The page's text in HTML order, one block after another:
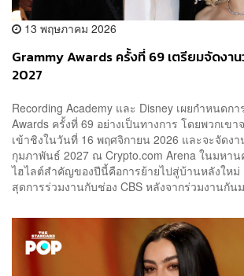
13 พฤษภาคม 2026
Grammy Awards ครั้งที่ 69 เตรียมจัดงา
2027
Recording Academy และ Disney เผยกำหนดก
Awards ครั้งที่ 69 อย่างเป็นทางการ โดยพวกเข
เข้าชิงในวันที่ 16 พฤศจิกายน 2026 และจะจัดง
กุมภาพันธ์ 2027 ณ Crypto.com Arena ในมหา
ไฮไลต์สำคัญของปีนี้คือการย้ายไปสู่บ้านหลังใหม่
สุดการร่วมงานกับช่อง CBS หลังจากร่วมงานกัน